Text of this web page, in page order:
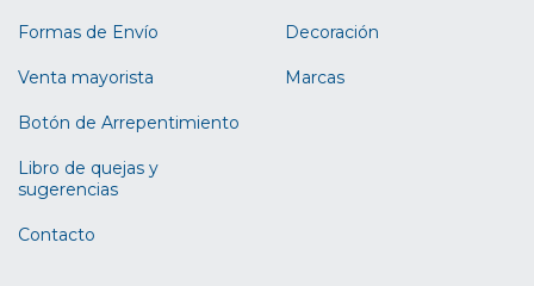
Formas de Envío
Venta mayorista
Botón de Arrepentimiento
Libro de quejas y
sugerencias
Contacto
Decoración
Marcas